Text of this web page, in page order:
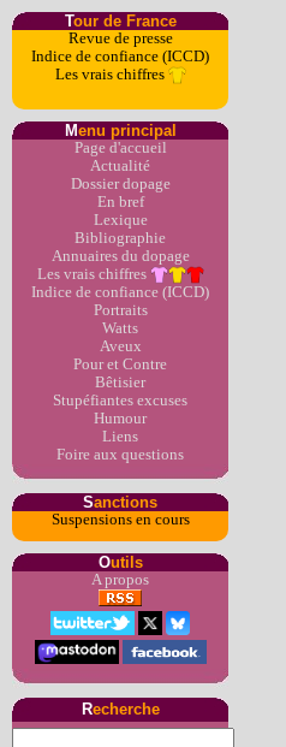
Tour de France
Revue de presse
Indice de confiance (ICCD)
Les vrais chiffres
Menu principal
Page d'accueil
Actualité
Dossier dopage
En bref
Lexique
Bibliographie
Annuaires du dopage
Les vrais chiffres
Indice de confiance (ICCD)
Portraits
Watts
Aveux
Pour et Contre
Bêtisier
Stupéfiantes excuses
Humour
Liens
Foire aux questions
Sanctions
Suspensions en cours
Outils
A propos
Recherche